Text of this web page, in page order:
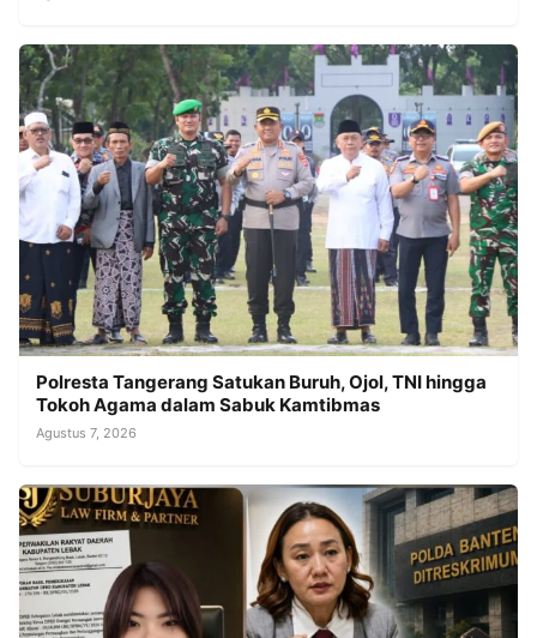
Polresta Tangerang Satukan Buruh, Ojol, TNI hingga
Tokoh Agama dalam Sabuk Kamtibmas
Agustus 7, 2026